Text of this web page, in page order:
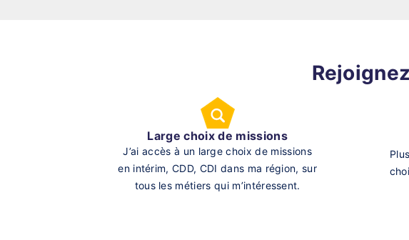
Large choix de missions
J’ai accès à un large choix de missions
en intérim, CDD, CDI dans ma région, sur
tous les métiers qui m’intéressent.